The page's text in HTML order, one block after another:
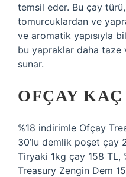
temsil eder. Bu çay
tomurcuklardan ve
ve aromatik yapısıyla
bu yapraklar daha
sunar.
OFÇAY KAÇ
%18 indirimle Ofçay
30’lu demlik poşet çay
Tiryaki 1kg çay 158 TL,
Treasury Zengin Dem